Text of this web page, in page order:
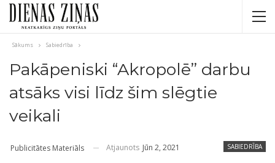
Sākums Sabiedrība
Pakāpeniski “Akropolē” darbu
atsāks visi līdz šim slēgtie
veikali
SABIEDRĪBA
Publicitātes Materiāls Atjaunots Jūn 2, 2021